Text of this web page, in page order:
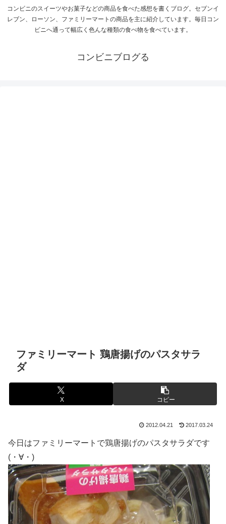
コンビニのスイーツやお菓子などの商品を食べた感想を書くブログ。セブンイ
レブン、ローソン、ファミリーマートの商品を主に紹介しています。毎日コン
ビニへ通って幅広く色んな種類の食べ物を食べています。
コンビニブログる
ファミリーマート 鶏唐揚げのパスタサラ
ダ
X コピー
2012.04.21 2017.03.24
今日はファミリーマートで鶏唐揚げのパスタサラダです
(・∀・)